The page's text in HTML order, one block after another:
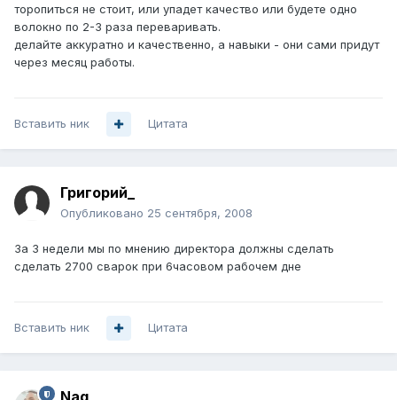
торопиться не стоит, или упадет качество или будете одно
волокно по 2-3 раза переваривать.
делайте аккуратно и качественно, а навыки - они сами придут
через месяц работы.
Вставить ник Цитата
Григорий_
Опубликовано 25 сентября, 2008
За 3 недели мы по мнению директора должны сделать
сделать 2700 сварок при 6часовом рабочем дне
Вставить ник Цитата